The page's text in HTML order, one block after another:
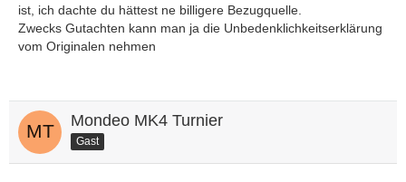
ist, ich dachte du hättest ne billigere Bezugquelle.
Zwecks Gutachten kann man ja die Unbedenklichkeitserklärung
vom Originalen nehmen
Mondeo MK4 Turnier
Gast